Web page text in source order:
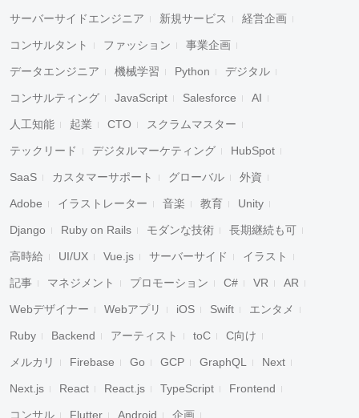
サーバーサイドエンジニア 新規サービス 経営企画
コンサルタント ファッション 事業企画
データエンジニア 機械学習 Python デジタル
コンサルティング JavaScript Salesforce AI
人工知能 起業 CTO スクラムマスター
テックリード デジタルマーケティング HubSpot
SaaS カスタマーサポート グローバル 外資
Adobe イラストレーター 音楽 教育 Unity
Django Ruby on Rails モダンな技術 長期継続も可
高時給 UI/UX Vue.js サーバーサイド イラスト
記事 マネジメント プロモーション C# VR AR
Webデザイナー Webアプリ iOS Swift エンタメ
Ruby Backend アーティスト toC C向け
メルカリ Firebase Go GCP GraphQL Next
Next.js React React.js TypeScript Frontend
コンサル Flutter Android 企画